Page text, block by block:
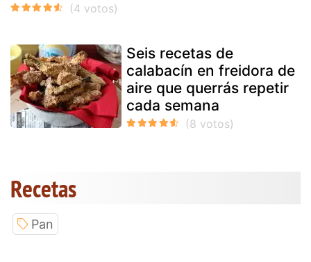
Seis recetas de
calabacín en freidora de
aire que querrás repetir
cada semana
Recetas
Pan